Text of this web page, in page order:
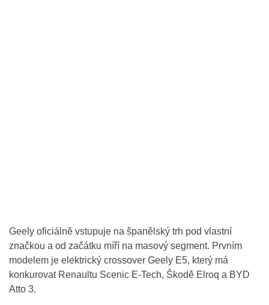
Geely oficiálně vstupuje na španělský trh pod vlastní
značkou a od začátku míří na masový segment. Prvním
modelem je elektrický crossover Geely E5, který má
konkurovat Renaultu Scenic E-Tech, Škodě Elroq a BYD
Atto 3.